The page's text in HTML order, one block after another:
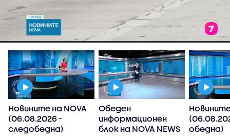
Новините на NOVA
(06.08.2026 -
следобедна)
Обеден
информационен
блок на NOVA NEWS
обедна)